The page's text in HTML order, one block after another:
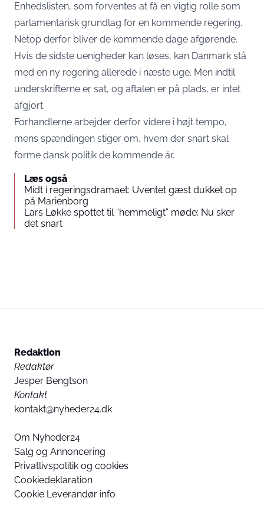
Enhedslisten, som forventes at få en vigtig rolle som
parlamentarisk grundlag for en kommende regering.
Netop derfor bliver de kommende dage afgørende.
Hvis de sidste uenigheder kan løses, kan Danmark stå
med en ny regering allerede i næste uge. Men indtil
underskrifterne er sat, og aftalen er på plads, er intet
afgjort.
Forhandlerne arbejder derfor videre i højt tempo,
mens spændingen stiger om, hvem der snart skal
forme dansk politik de kommende år.
Læs også
Midt i regeringsdramaet: Uventet gæst dukket op
på Marienborg
Lars Løkke spottet til “hemmeligt” møde: Nu sker
det snart
Redaktion
Redaktør
Jesper Bengtson
Kontakt
kontakt@nyheder24.dk
Om Nyheder24
Salg og Annoncering
Privatlivspolitik og cookies
Cookiedeklaration
Cookie Leverandør info